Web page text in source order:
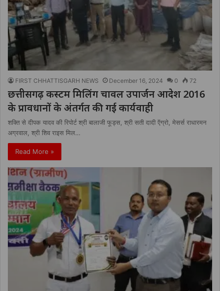
FIRST CHHATTISGARH NEWS December 16, 2024 0 72
छत्तीसगढ़ कस्टम मिलिंग चावल उपार्जन आदेश 2016
के प्रावधानों के अंतर्गत की गई कार्यवाही
शक्ति से दीपक यादव की रिपोर्ट श्री बालाजी फूड्स, श्री सती दादी ऍग्रो, मेसर्स राधारमन
अग्रवाल, श्री शिव राइस मिल…
Read More »